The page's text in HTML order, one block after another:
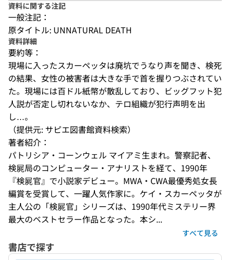
資料に関する注記
一般注記：
原タイトル: UNNATURAL DEATH
資料詳細
要約等：
現場に入ったスカーペッタは廃坑でうなり声を聞き、検死
の結果、女性の被害者は大きな手で首を握りつぶされてい
た。現場には百ドル紙幣が散乱しており、ビッグフット犯
人説が否定し切れないなか、テロ組織が犯行声明を出
し…。
（提供元: サピエ図書館資料検索）
著者紹介：
パトリシア・コーンウェル マイアミ生まれ。警察記者、
検屍局のコンピューター・アナリストを経て、1990年
『検屍官』で小説家デビュー。MWA・CWA最優秀処女長
編賞を受賞して、一躍人気作家に。ケイ・スカーペッタが
主人公の「検屍官」シリーズは、1990年代ミステリー界
最大のベストセラー作品となった。本シ...
すべて見る
書店で探す